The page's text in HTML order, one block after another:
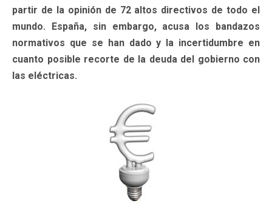
partir de la opinión de 72 altos directivos de todo el
mundo. España, sin embargo, acusa los bandazos
normativos que se han dado y la incertidumbre en
cuanto posible recorte de la deuda del gobierno con
las eléctricas.